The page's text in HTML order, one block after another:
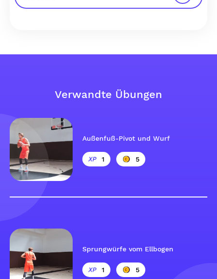
Verwandte Übungen
Außenfuß-Pivot und Wurf
1 5
Sprungwürfe vom Ellbogen
1 5